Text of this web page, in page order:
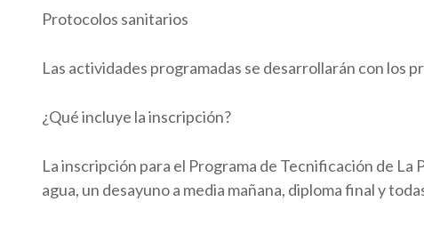
Protocolos sanitarios
Las actividades programadas se desarrollarán con los
¿Qué incluye la inscripción?
La inscripción para el Programa de Tecnificación de
agua, un desayuno a media mañana, diploma final y